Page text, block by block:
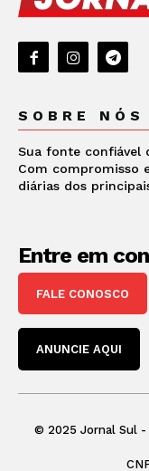
SOBRE NÓS
Sua fonte confiável
Com compromisso
diárias dos
Entre em
FALE CONOSCO
ANUNCIE AQUI
© 2025 Jornal Sul -